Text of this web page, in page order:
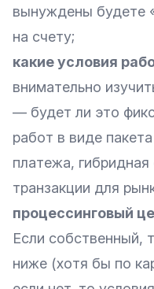
вынуждены будете
на счету;
какие условия
внимательно
— будет ли это
работ в виде
платежа,
транзакции для
процессинговый
Если собственный,
ниже (хотя бы по